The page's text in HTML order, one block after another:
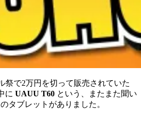
祭で2万円を切って販売されていた
に UAUU T60 という、またまた聞い
タブレットがありました。